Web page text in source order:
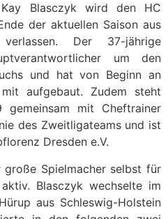
Kay Blasczyk wird den HC
der aktuellen Saison aus
Der 37-jährige
um den
und hat von Beginn an
aufgebaut. Zudem steht
mit Cheftrainer
des Zweitligateams und ist
Dresden e.V.
Spielmacher selbst für
Blasczyk wechselte im
aus Schleswig-Holstein